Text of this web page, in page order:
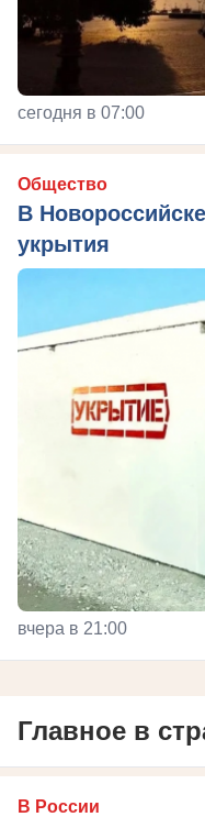
сегодня в 07:00
Общество
В
укрытия
вчера в 21:00
Главное в
В России